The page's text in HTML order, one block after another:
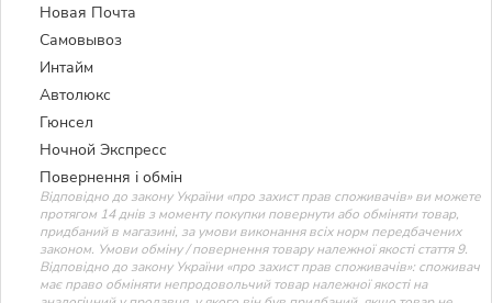
Новая Почта
Самовывоз
Интайм
Автолюкс
Гюнсел
Ночной Экспресс
Повернення і обмін
Відповідно до закону України «про захист прав споживачів» ви можете
протягом 14 днів з моменту покупки повернути або обміняти товар,
придбаний в магазині, за умови виконання всіх норм передбачених
законом. Умови обміну / повернення товару належної якості стаття 9.
Відповідно до закону України «про захист прав споживачів»: споживач
має право обміняти непродовольчий товар належної якості на